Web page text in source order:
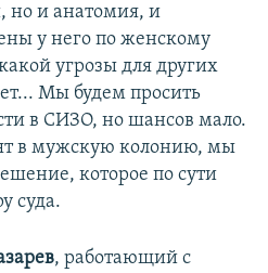
но и анатомия, и
у него по женскому
угрозы для других
Мы будем просить
в СИЗО, но шансов мало.
в мужскую колонию, мы
которое по сути
суда.
, работающий с